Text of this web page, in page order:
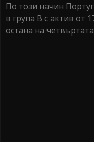
По този начин
в група В с актив от
остана на